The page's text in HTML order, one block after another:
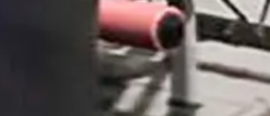
Krachttraining in
groepsverband
Bootcamp in / outdoor